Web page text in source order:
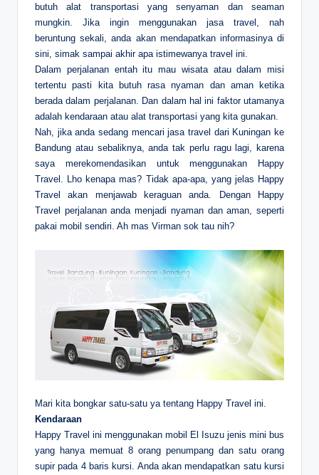
butuh alat transportasi yang senyaman dan seaman
mungkin. Jika ingin menggunakan jasa travel, nah
beruntung sekali, anda akan mendapatkan informasinya di
sini, simak sampai akhir apa istimewanya travel ini.
Dalam perjalanan entah itu mau wisata atau dalam misi
tertentu pasti kita butuh rasa nyaman dan aman ketika
berada dalam perjalanan. Dan dalam hal ini faktor utamanya
adalah kendaraan atau alat transportasi yang kita gunakan.
Nah, jika anda sedang mencari jasa travel dari Kuningan ke
Bandung atau sebaliknya, anda tak perlu ragu lagi, karena
saya merekomendasikan untuk menggunakan Happy
Travel. Lho kenapa mas? Tidak apa-apa, yang jelas Happy
Travel akan menjawab keraguan anda. Dengan Happy
Travel perjalanan anda menjadi nyaman dan aman, seperti
pakai mobil sendiri. Ah mas Virman sok tau nih?
Mari kita bongkar satu-satu ya tentang Happy Travel ini.
Kendaraan
Happy Travel ini menggunakan mobil El Isuzu jenis mini bus
yang hanya memuat 8 orang penumpang dan satu orang
supir pada 4 baris kursi. Anda akan mendapatkan satu kursi